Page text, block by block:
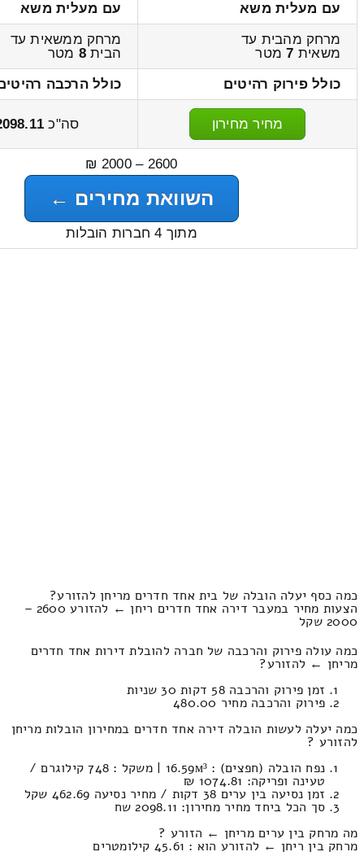
עם מעלית משא
עם מעלית משא
מרחק מהבית עד
משאית 7מטר
מרחק ממשאית עד
הבית8 מטר
כולל פירוק רהיטים
כולל הרכבה
מחיר מחירון סה"כ
2600 – 2000 ₪
השוואת מחירים ←
מתוך 4 חברות הובלות
כמה כסף יעלה הובלה של בית אחד חדרים מריחן להזורע?
הצעות מחיר במעבר דירה אחד חדרים ריחן ← להזורע 2600 –
2000 שקל
כמה עולה פירוק והרכבה של חברה להובלת דירות אחד חדרים
מריחן ← להזורע?
זמן פירוק והרכבה 58 דקות 30 שניות
פירוק והרכבה מחיר 480.00
כמה יעלה לעשות הובלה דירה אחד חדרים במחירון הובלות מריחן
להזורע ?
נפח הובלה (חפצים) : 16.59м³ | משקל : 748 קילוגרם /
טעינה ופריקה: 1074.81 ₪
זמן נסיעה בין ערים 38 דקות / מחיר נסיעה 462.69 שקל
סך הכל ביחד מחיר מחירון: 2098.11 שח
מה מרחק בין ערים מריחן ← הזורע ?
מרחק בין ריחן ← להזורע הוא : 45.61 קילומטרים